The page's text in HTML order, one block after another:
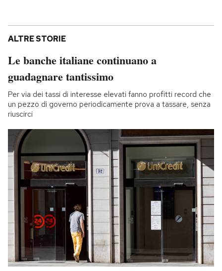
ALTRE STORIE
Le banche italiane continuano a
guadagnare tantissimo
Per via dei tassi di interesse elevati fanno profitti record che
un pezzo di governo periodicamente prova a tassare, senza
riuscirci